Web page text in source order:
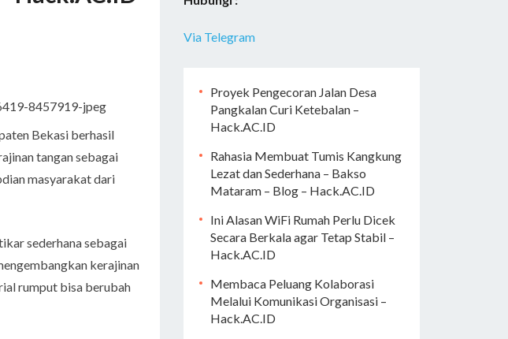
Bekasi berhasil
tangan sebagai
masyarakat dari
sederhana sebagai
kerajinan
rumput bisa berubah
Via Telegram
Proyek Pengecoran Jalan Desa
Pangkalan Curi Ketebalan –
Hack.AC.ID
Rahasia Membuat Tumis Kangkung
Lezat dan Sederhana – Bakso
Mataram – Blog – Hack.AC.ID
Ini Alasan WiFi Rumah Perlu Dicek
Secara Berkala agar Tetap Stabil –
Hack.AC.ID
Membaca Peluang Kolaborasi
Melalui Komunikasi Organisasi –
Hack.AC.ID